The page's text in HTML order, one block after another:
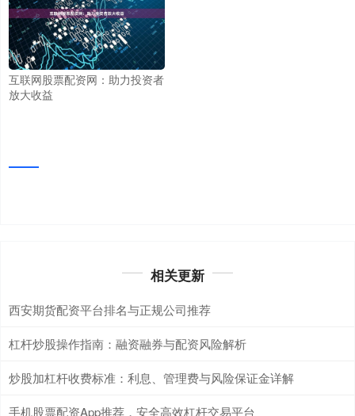
互联网股票配资网：助力投资者
放大收益
相关更新
西安期货配资平台排名与正规公司推荐
杠杆炒股操作指南：融资融券与配资风险解析
炒股加杠杆收费标准：利息、管理费与风险保证金详解
手机股票配资App推荐，安全高效杠杆交易平台